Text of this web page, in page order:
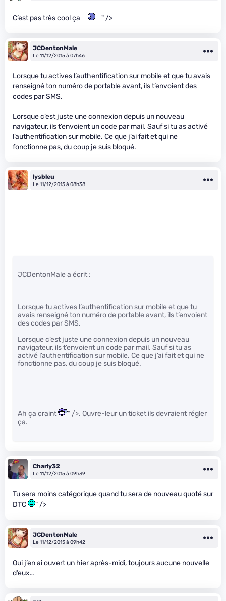
C’est pas très cool ça " />
JCDentonMale
Le 11/12/2015 à 07h46
Lorsque tu actives l’authentification sur mobile et que tu avais
renseigné ton numéro de portable avant, ils t’envoient des
codes par SMS.
Lorsque c’est juste une connexion depuis un nouveau
navigateur, ils t’envoient un code par mail. Sauf si tu as activé
l’authentification sur mobile. Ce que j’ai fait et qui ne
fonctionne pas, du coup je suis bloqué.
lysbleu
Le 11/12/2015 à 08h38
JCDentonMale a écrit :
Lorsque tu actives l’authentification sur mobile et que tu
avais renseigné ton numéro de portable avant, ils t’envoient
des codes par SMS.
Lorsque c’est juste une connexion depuis un nouveau
navigateur, ils t’envoient un code par mail. Sauf si tu as
activé l’authentification sur mobile. Ce que j’ai fait et qui ne
fonctionne pas, du coup je suis bloqué.
Ah ça craint
" />. Ouvre-leur un ticket ils devraient régler
ça.
Charly32
Le 11/12/2015 à 09h39
Tu sera moins catégorique quand tu sera de nouveau quoté sur
DTC
" />
JCDentonMale
Le 11/12/2015 à 09h42
Oui j’en ai ouvert un hier après-midi, toujours aucune nouvelle
d’eux…